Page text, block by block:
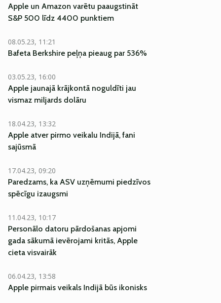
Apple un Amazon varētu paaugstināt
S&P 500 līdz 4400 punktiem
08.05.23, 11:21
Bafeta Berkshire peļņa pieaug par 536%
03.05.23, 16:00
Apple jaunajā krājkontā noguldīti jau
vismaz miljards dolāru
18.04.23, 13:32
Apple atver pirmo veikalu Indijā, fani
sajūsmā
17.04.23, 09:20
Paredzams, ka ASV uzņēmumi piedzīvos
spēcīgu izaugsmi
11.04.23, 10:17
Personālo datoru pārdošanas apjomi
gada sākumā ievērojami kritās, Apple
cieta visvairāk
06.04.23, 13:58
Apple pirmais veikals Indijā būs ikonisks